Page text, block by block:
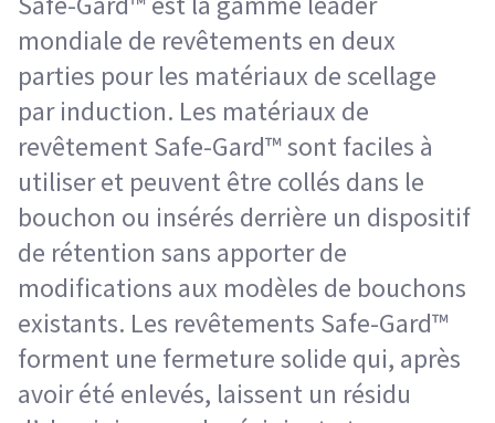
mondiale de revêtements en deux
parties pour les matériaux de scellage
par induction. Les matériaux de
revêtement Safe-Gard™ sont faciles à
utiliser et peuvent être collés dans le
bouchon ou insérés derrière un dispositif
de rétention sans apporter de
modifications aux modèles de bouchons
existants. Les revêtements Safe-Gard™
forment une fermeture solide qui, après
avoir été enlevés, laissent un résidu